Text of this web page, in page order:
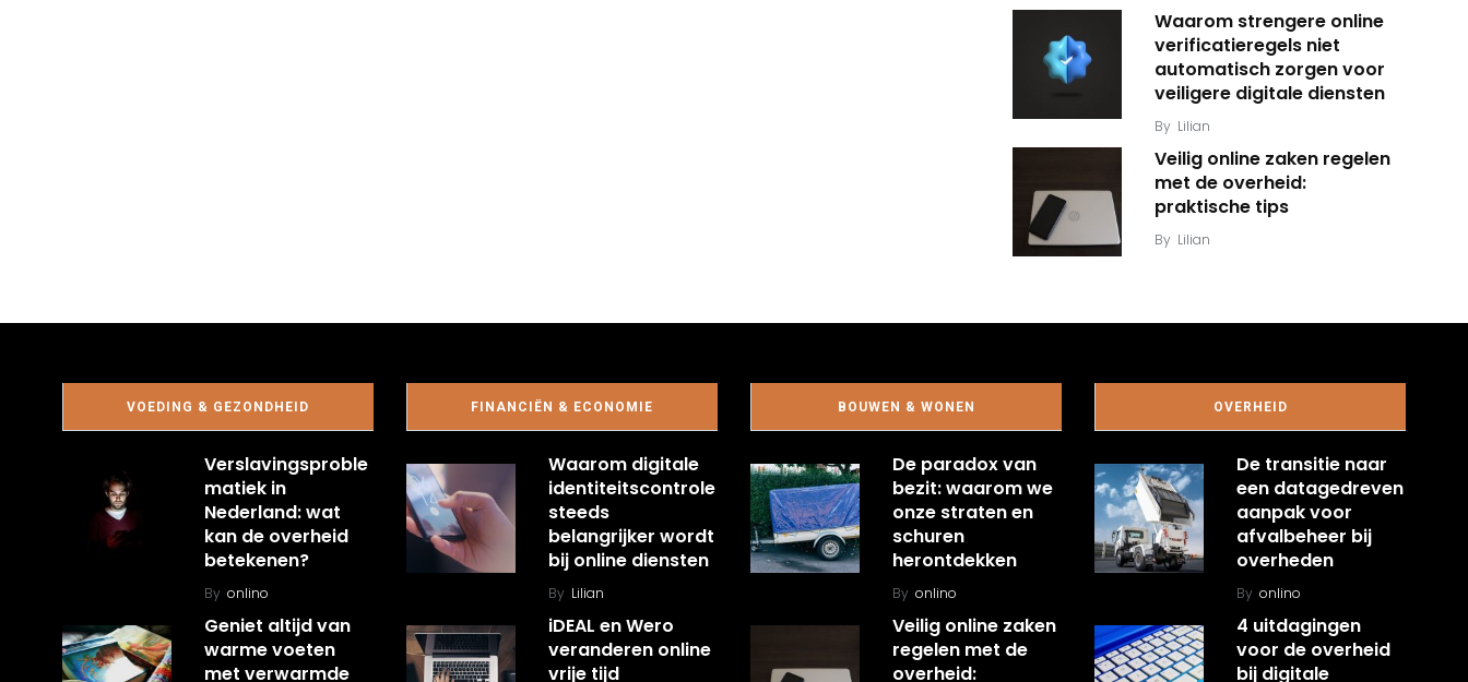
Waarom strengere online
verificatieregels niet
automatisch zorgen voor
veiligere digitale diensten
By Lilian
Veilig online zaken regelen
met de overheid:
praktische tips
By Lilian
VOEDING & GEZONDHEID
Verslavingsproble
matiek in
Nederland: wat
kan de overheid
betekenen?
By onlino
Geniet altijd van
warme voeten
met verwarmde
FINANCIËN & ECONOMIE
Waarom digitale
identiteitscontrole
steeds
belangrijker wordt
bij online diensten
By Lilian
iDEAL en Wero
veranderen online
vrije tijd
BOUWEN & WONEN
De paradox van
bezit: waarom we
onze straten en
schuren
herontdekken
By onlino
Veilig online zaken
regelen met de
overheid:
OVERHEID
De transitie naar
een datagedreven
aanpak voor
afvalbeheer bij
overheden
By onlino
4 uitdagingen
voor de overheid
bij digitale